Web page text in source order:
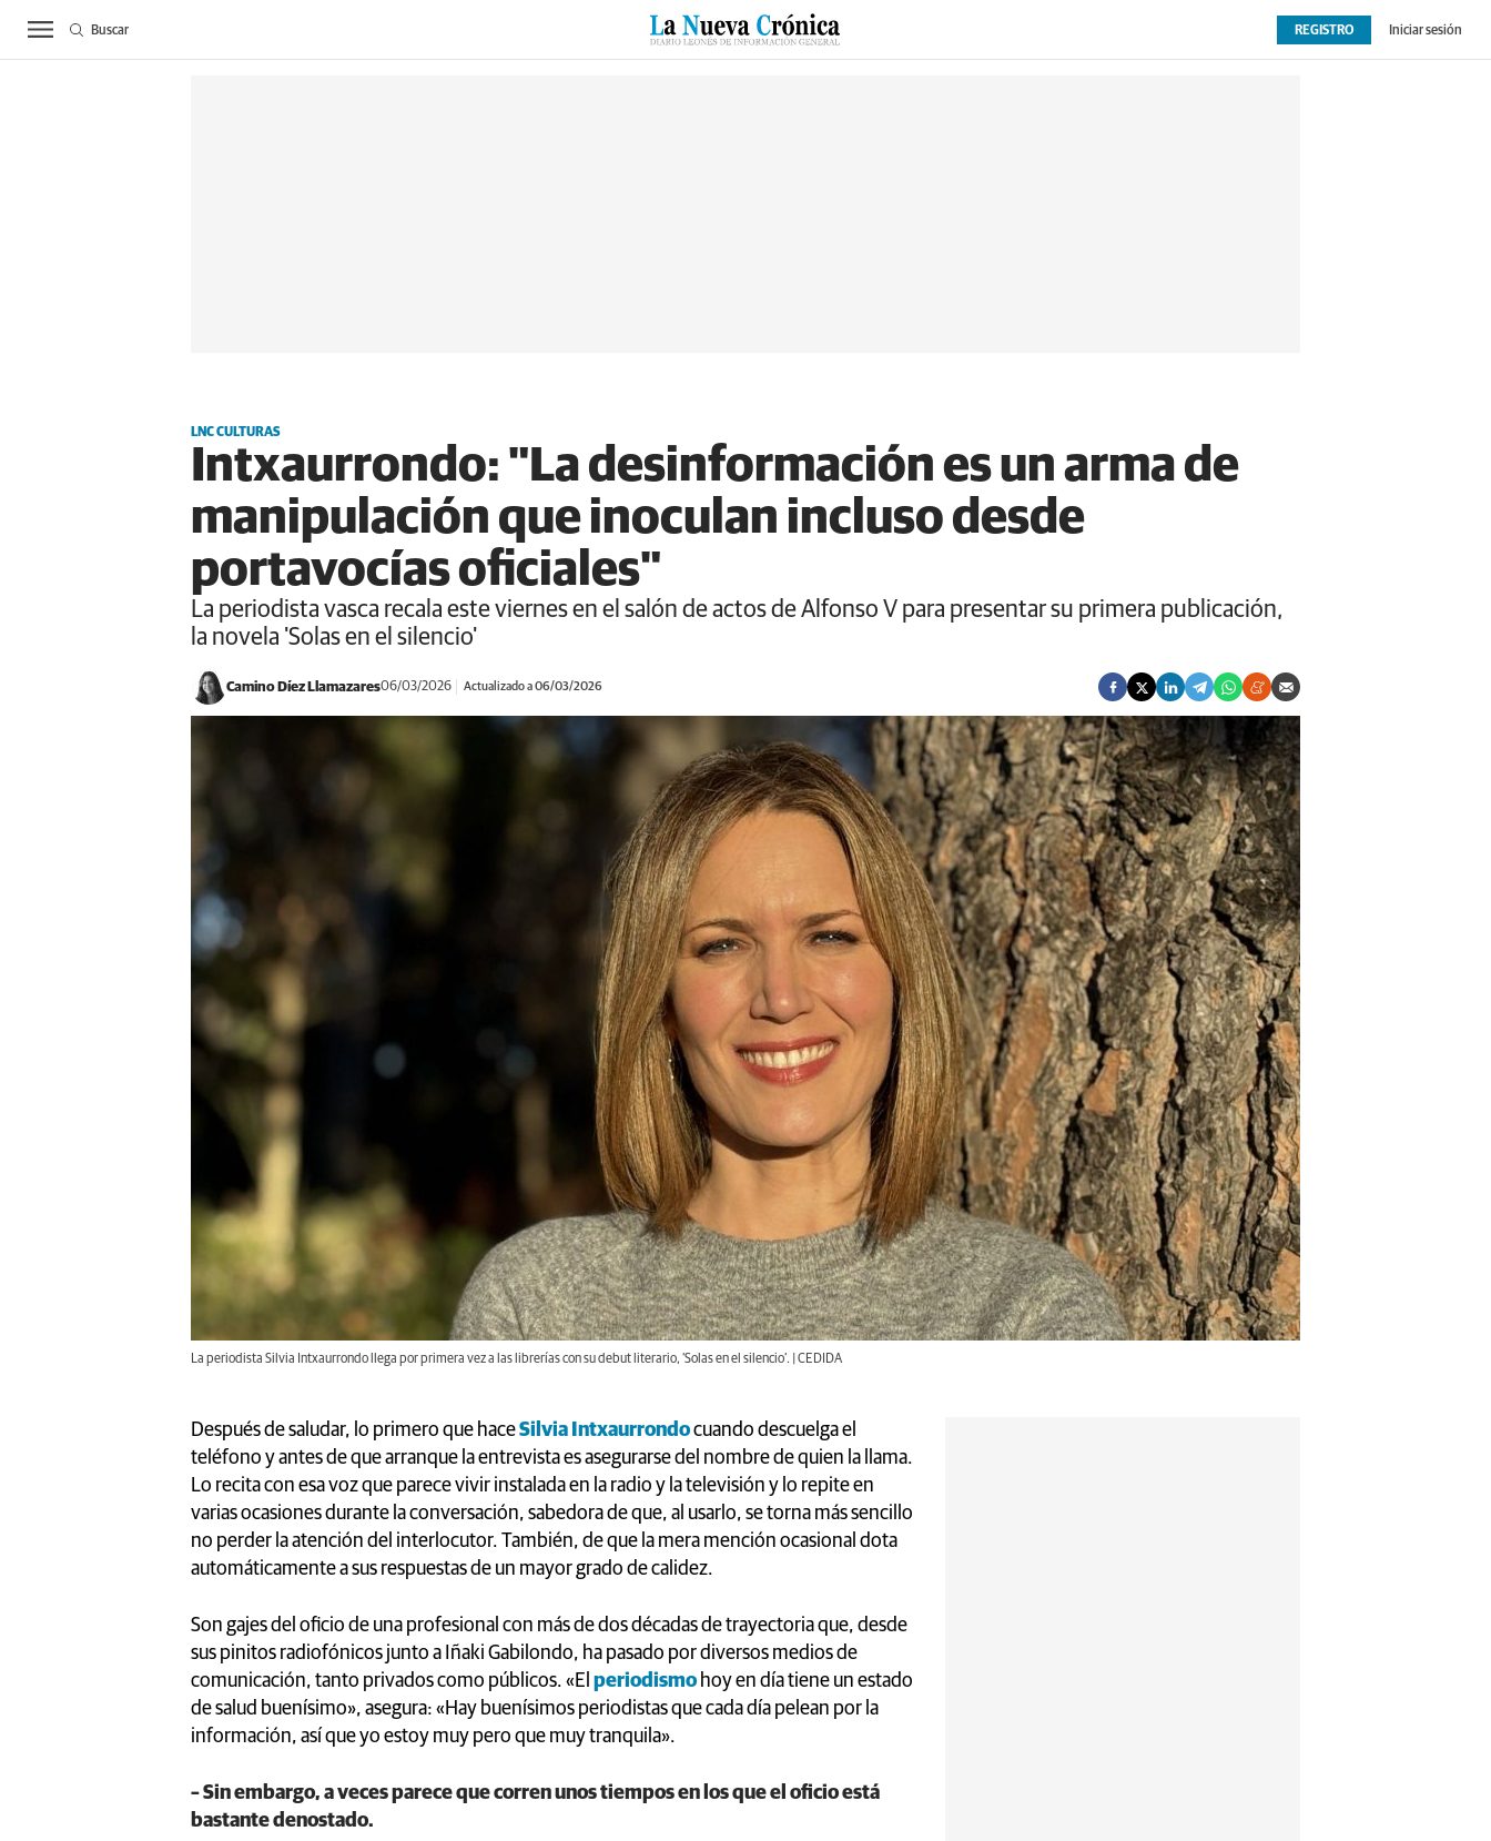
ACTUALIDAD BIERZO SUCESOS CULTURAS ESPECIALES DEPORTES OPINIÓN EXTRAS
REGISTRO Iniciar sesión
Buscar
LNC CULTURAS
Intxaurrondo: "La desinformación es un arma de
manipulación que inoculan incluso desde
portavocías oficiales"
La periodista vasca recala este viernes en el salón de actos de Alfonso V para presentar su primera publicación,
la novela 'Solas en el silencio'
Camino Díez Llamazares06/03/2026 Actualizado a 06/03/2026
La periodista Silvia Intxaurrondo llega por primera vez a las librerías con su debut literario, ‘Solas en el silencio’. | CEDIDA
Después de saludar, lo primero que haceSilvia Intxaurrondocuando descuelga el
teléfono y antes de que arranque la entrevista es asegurarse del nombre de quien la llama.
Lo recita con esa voz que parece vivir instalada en la radio y la televisión y lo repite en
varias ocasiones durante la conversación, sabedora de que, al usarlo, se torna más sencillo
no perder la atención del interlocutor. También, de que la mera mención ocasional dota
automáticamente a sus respuestas de un mayor grado de calidez.
Son gajes del oficio de una profesional con más de dos décadas de trayectoria que, desde
sus pinitos radiofónicos junto a Iñaki Gabilondo, ha pasado por diversos medios de
comunicación, tanto privados como públicos. «El periodismo hoy en día tiene un estado
de salud buenísimo», asegura: «Hay buenísimos periodistas que cada día pelean por la
información, así que yo estoy muy pero que muy tranquila».
– Sin embargo, a veces parece que corren unos tiempos en los que el oficio está
bastante denostado.